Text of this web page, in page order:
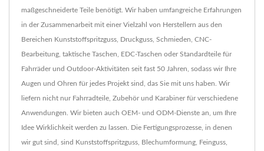
maßgeschneiderte Teile benötigt. Wir haben umfangreiche Erfahrungen
in der Zusammenarbeit mit einer Vielzahl von Herstellern aus den
Bereichen Kunststoffspritzguss, Druckguss, Schmieden, CNC-
Bearbeitung, taktische Taschen, EDC-Taschen oder Standardteile für
Fahrräder und Outdoor-Aktivitäten seit fast 50 Jahren, sodass wir Ihre
Augen und Ohren für jedes Projekt sind, das Sie mit uns haben. Wir
liefern nicht nur Fahrradteile, Zubehör und Karabiner für verschiedene
Anwendungen. Wir bieten auch OEM- und ODM-Dienste an, um Ihre
Idee Wirklichkeit werden zu lassen. Die Fertigungsprozesse, in denen
wir gut sind, sind Kunststoffspritzguss, Blechumformung, Feinguss,